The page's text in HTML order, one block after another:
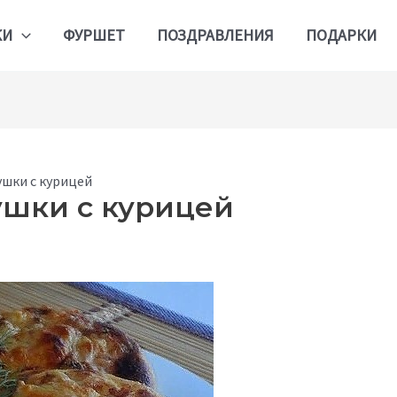
ФУРШЕТ ПОЗДРАВЛЕНИЯ ПОДАРКИ
с курицей
с курицей